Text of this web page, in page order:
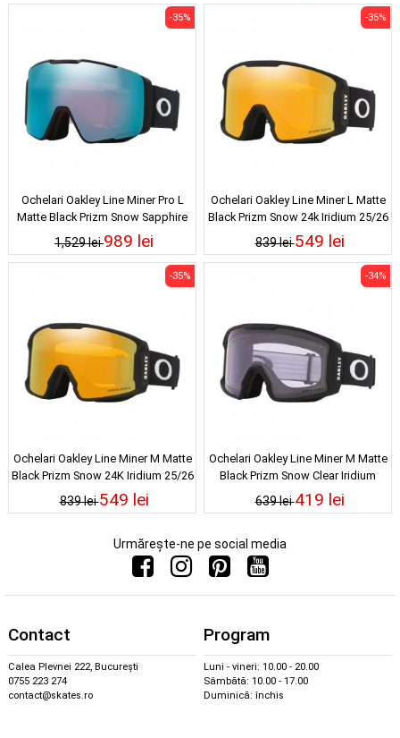
Ochelari Oakley Line Miner Pro L
Matte Black Prizm Snow Sapphire
Iridium 25/26
1,529 lei
-35%
989 lei
Ochelari Oakley Line Miner L Matte
Black Prizm Snow 24k Iridium 25/26
839 lei
-35%
549 lei
Ochelari Oakley Line Miner M Matte
Black Prizm Snow 24K Iridium 25/26
839 lei
-35%
549 lei
Ochelari Oakley Line Miner M Matte
Black Prizm Snow Clear Iridium
25/26
639 lei
-34%
419 lei
Urmărește-ne pe social media
Contact
Calea Plevnei 222, București
0755 223 274
contact@skates.ro
Program
Luni - vineri: 10.00 - 20.00
Sâmbătă: 10.00 - 17.00
Duminică: închis